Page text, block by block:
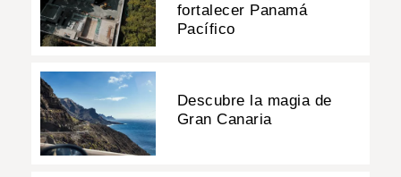
fortalecer Panamá
Pacífico
Descubre la magia de
Gran Canaria